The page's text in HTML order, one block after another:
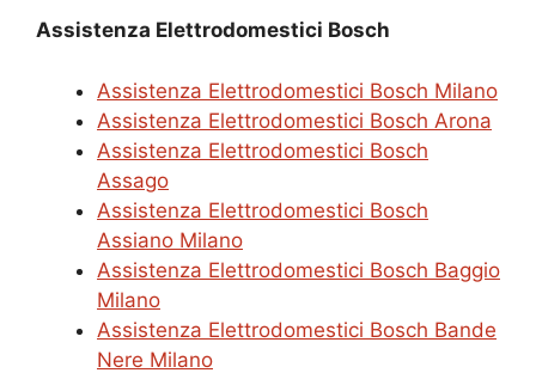
Assistenza Elettrodomestici Bosch
Assistenza Elettrodomestici Bosch Milano
Assistenza Elettrodomestici Bosch Arona
Assistenza Elettrodomestici Bosch
Assago
Assistenza Elettrodomestici Bosch
Assiano Milano
Assistenza Elettrodomestici Bosch Baggio
Milano
Assistenza Elettrodomestici Bosch Bande
Nere Milano